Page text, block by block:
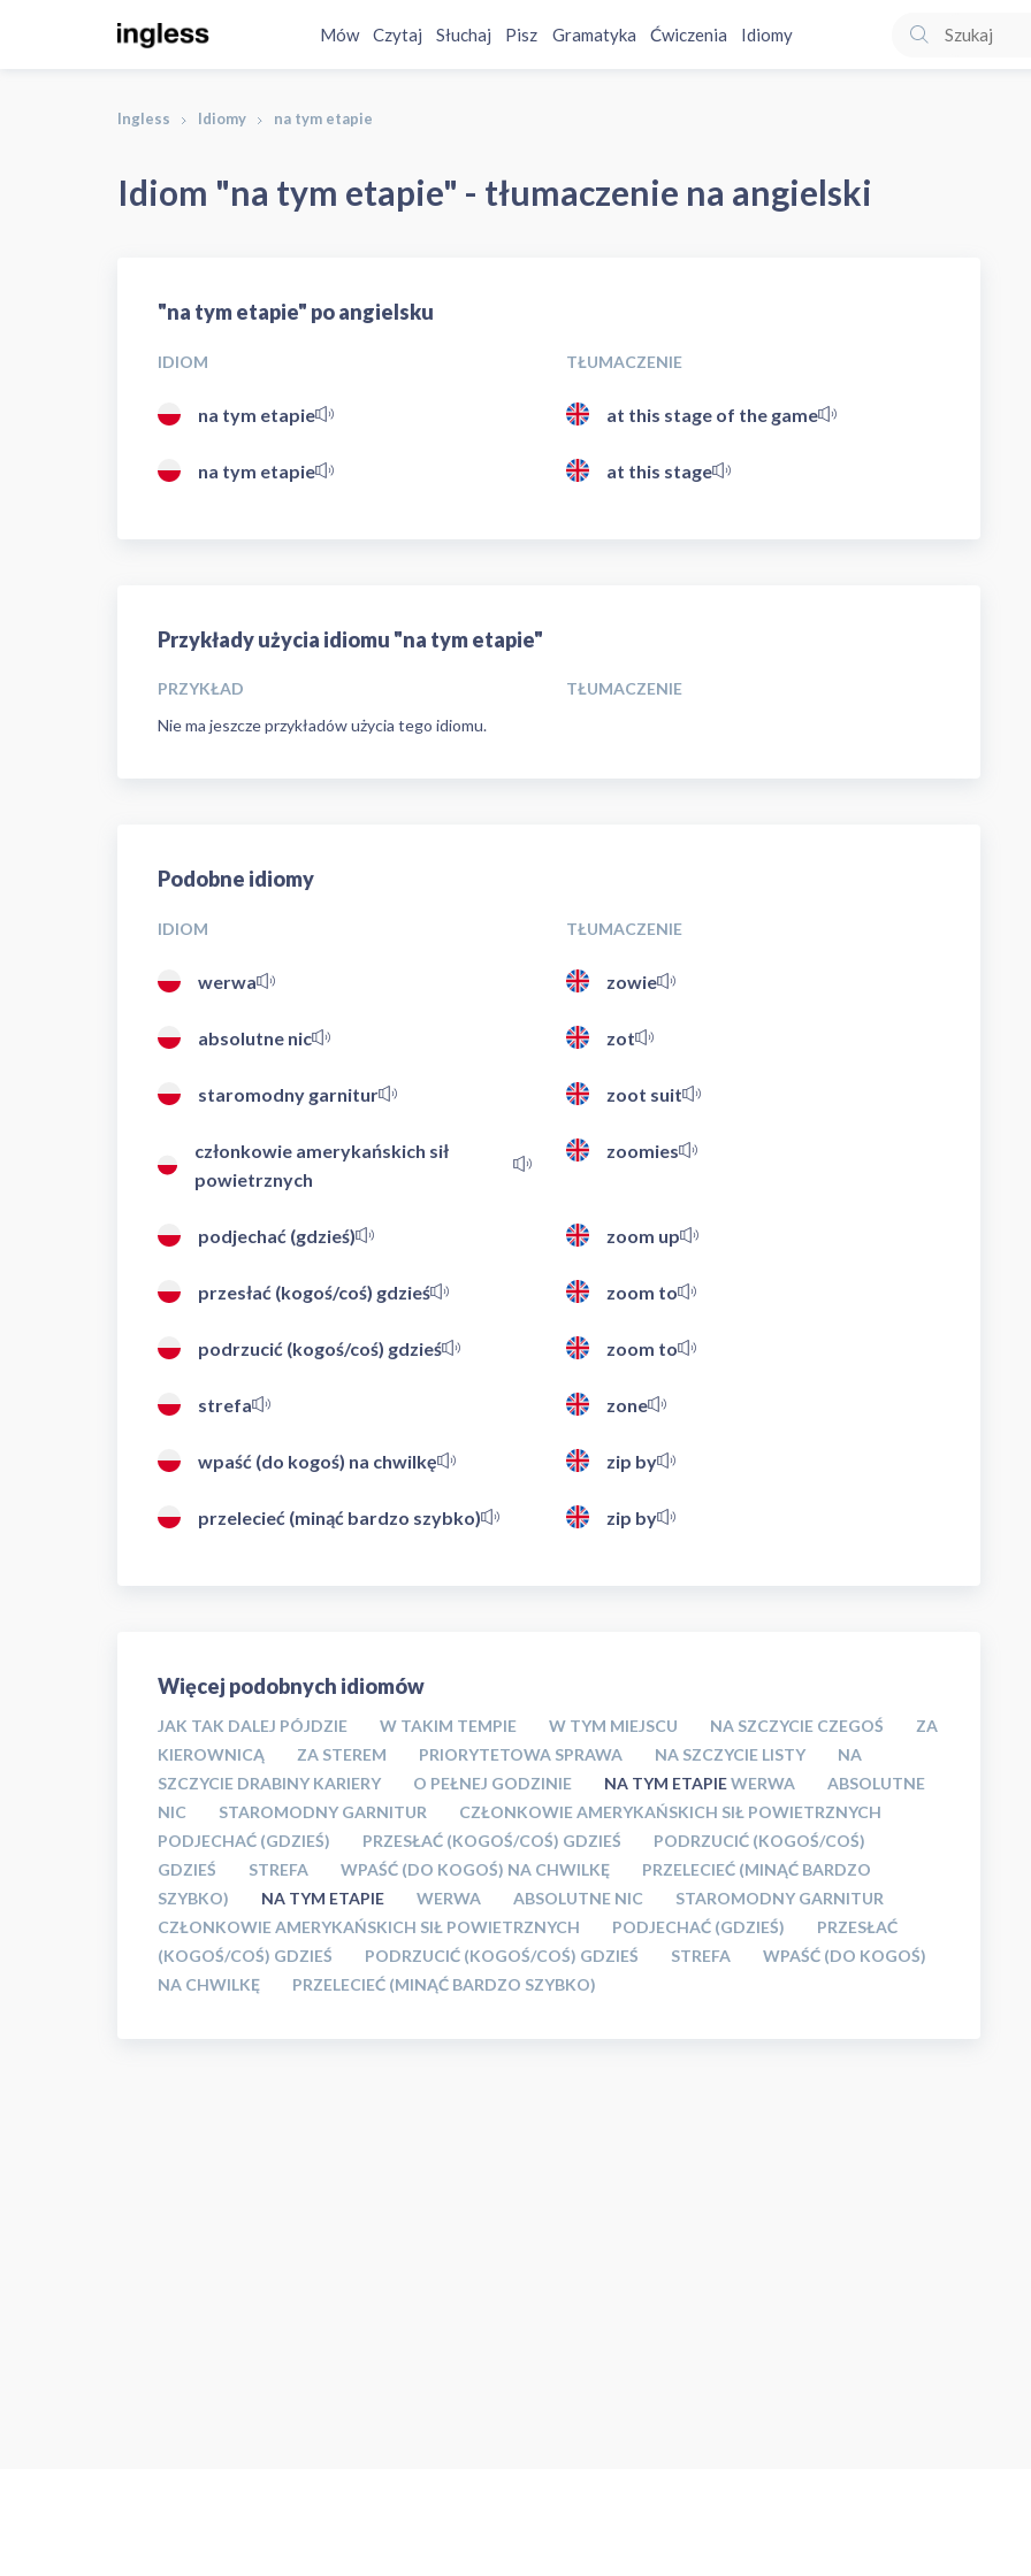
Mów Czytaj Słuchaj Pisz Gramatyka Ćwiczenia Idiomy
Ingless Idiomy na tym etapie
Idiom "na tym etapie" - tłumaczenie na angielski
"na tym etapie" po angielsku
IDIOM TŁUMACZENIE
na tym etapie at this stage of the game
na tym etapie at this stage
Przykłady użycia idiomu "na tym etapie"
PRZYKŁAD
TŁUMACZENIE
Nie ma jeszcze przykładów użycia tego idiomu.
Podobne idiomy
IDIOM TŁUMACZENIE
werwa zowie
absolutne nic zot
staromodny garnitur zoot suit
członkowie amerykańskich sił
powietrznych
zoomies
podjechać (gdzieś) zoom up
przesłać (kogoś/coś) gdzieś zoom to
podrzucić (kogoś/coś) gdzieś zoom to
strefa zone
wpaść (do kogoś) na chwilkę zip by
przelecieć (minąć bardzo szybko) zip by
Więcej podobnych idiomów
JAK TAK DALEJ PÓJDZIE W TAKIM TEMPIE W TYM MIEJSCU NA SZCZYCIE CZEGOŚ
ZA
KIEROWNICĄ
ZA STEREM PRIORYTETOWA SPRAWA NA SZCZYCIE LISTY
NA
SZCZYCIE DRABINY KARIERY
O PEŁNEJ GODZINIE NA TYM ETAPIEWERWA
ABSOLUTNE
NIC
STAROMODNY GARNITUR
CZŁONKOWIE AMERYKAŃSKICH SIŁ POWIETRZNYCH
PODJECHAĆ (GDZIEŚ)
PRZESŁAĆ (KOGOŚ/COŚ) GDZIEŚ
PODRZUCIĆ (KOGOŚ/COŚ)
GDZIEŚ
STREFA WPAŚĆ (DO KOGOŚ) NA CHWILKĘ
PRZELECIEĆ (MINĄĆ BARDZO
SZYBKO)
NA TYM ETAPIE WERWA ABSOLUTNE NIC
STAROMODNY GARNITUR
CZŁONKOWIE AMERYKAŃSKICH SIŁ POWIETRZNYCH
PODJECHAĆ (GDZIEŚ)
PRZESŁAĆ
(KOGOŚ/COŚ) GDZIEŚ
PODRZUCIĆ (KOGOŚ/COŚ) GDZIEŚ STREFA
WPAŚĆ (DO KOGOŚ)
NA CHWILKĘ
PRZELECIEĆ (MINĄĆ BARDZO SZYBKO)